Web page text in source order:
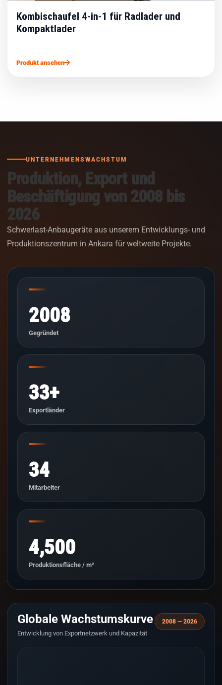
Kombischaufel 4-in-1 für Radlader und
Kompaktlader
Produkt ansehen
UNTERNEHMENSWACHSTUM
Produktion, Export und
Beschäftigung von 2008 bis
2026
Schwerlast-Anbaugeräte aus unserem Entwicklungs- und
Produktionszentrum in Ankara für weltweite Projekte.
2008
Gegründet
33+
Exportländer
34
Mitarbeiter
4,500
Produktionsfläche / m²
Globale Wachstumskurve
Entwicklung von Exportnetzwerk und Kapazität
2008 — 2026